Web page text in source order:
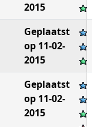
2015
Geplaatst
op 11-02-
2015
Geplaatst
op 11-02-
2015